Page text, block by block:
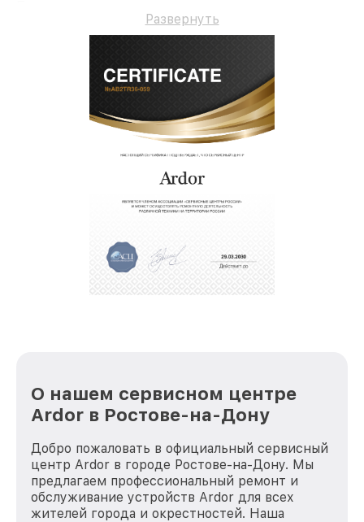
восстановления Компьютер гарантируется
профессиональный сервис и гарантию на все
Развернуть
О нашем сервисном центре
Ardor в Ростове-на-Дону
Добро пожаловать в официальный сервисный
центр Ardor в городе Ростове-на-Дону. Мы
предлагаем профессиональный ремонт и
обслуживание устройств Ardor для всех
жителей города и окрестностей. Наша